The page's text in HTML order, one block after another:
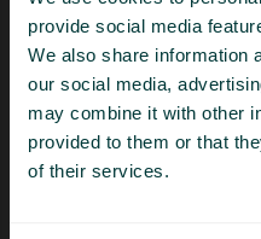
provide social media
We also share information
our social media,
may combine it with other
provided to them or that
of their services.
Szymon Warda
Protopia
PatoArchitekt oraz
trener z wieloma